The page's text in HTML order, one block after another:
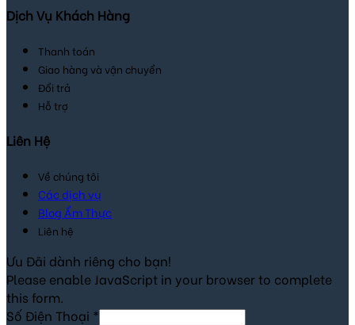
Dịch Vụ Khách Hàng
Thanh toán
Giao hàng và vận chuyển
Đổi trả
Hỗ trợ
Liên Hệ
Về chúng tôi
Các dịch vụ
Blog Ẩm Thực
Liên hệ
Ưu Đãi dành riêng cho bạn!
Please enable JavaScript in your browser to complete
this form.
Số Điện Thoại *